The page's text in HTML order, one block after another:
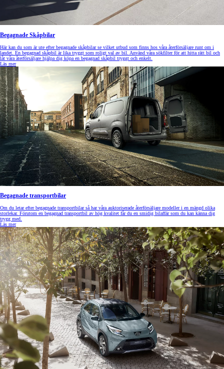
Begagnade Skåpbilar
Här kan du som är ute efter begagnade skåpbilar se vilket utbud som finns hos våra återförsäljare runt om i
landet. En begagnad skåpbil är lika tryggt som roligt val av bil. Använd våra sökfilter för att hitta rätt bil och
låt våra återförsäljare hjälpa dig köpa en begagnad skåpbil tryggt och enkelt.
Läs mer
Begagnade transportbilar
Om du letar efter begagnade transportbilar så har våra auktoriserade återförsäljare modeller i en mängd olika
storlekar. Förutom en begagnad transportbil av hög kvalitet får du en smidig bilaffär som du kan känna dig
trygg med.
Läs mer